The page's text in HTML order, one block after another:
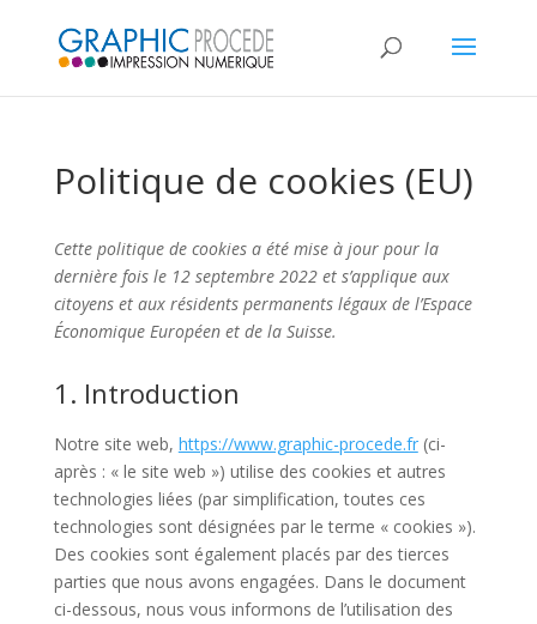
Politique de cookies (EU)
Cette politique de cookies a été mise à jour pour la
dernière fois le 12 septembre 2022 et s’applique aux
citoyens et aux résidents permanents légaux de l’Espace
Économique Européen et de la Suisse.
1. Introduction
Notre site web, https://www.graphic-procede.fr(ci-
après : « le site web ») utilise des cookies et autres
technologies liées (par simplification, toutes ces
technologies sont désignées par le terme « cookies »).
Des cookies sont également placés par des tierces
parties que nous avons engagées. Dans le document
ci-dessous, nous vous informons de l’utilisation des